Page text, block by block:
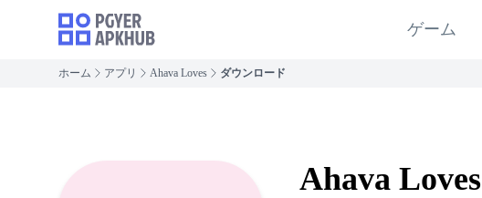
ゲーム
ホーム アプリ Ahava Loves ダウンロード
Ahava Loves